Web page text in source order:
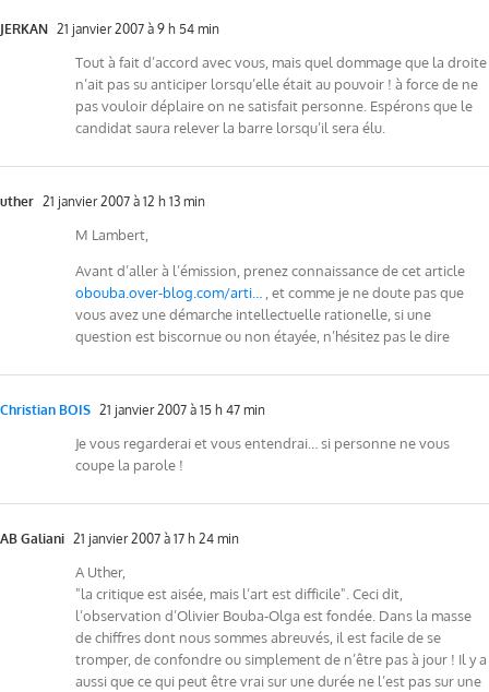
JERKAN 21 janvier 2007 à 9 h 54 min
Tout à fait d’accord avec vous, mais quel dommage que la droite
n’ait pas su anticiper lorsqu’elle était au pouvoir ! à force de ne
pas vouloir déplaire on ne satisfait personne. Espérons que le
candidat saura relever la barre lorsqu’il sera élu.
uther 21 janvier 2007 à 12 h 13 min
M Lambert,
Avant d’aller à l’émission, prenez connaissance de cet article
obouba.over-blog.com/arti…
, et comme je ne doute pas que
vous avez une démarche intellectuelle rationelle, si une
question est biscornue ou non étayée, n’hésitez pas le dire
Christian BOIS 21 janvier 2007 à 15 h 47 min
Je vous regarderai et vous entendrai… si personne ne vous
coupe la parole !
AB Galiani 21 janvier 2007 à 17 h 24 min
A Uther,
"la critique est aisée, mais l’art est difficile". Ceci dit,
l’observation d’Olivier Bouba-Olga est fondée. Dans la masse
de chiffres dont nous sommes abreuvés, il est facile de se
tromper, de confondre ou simplement de n’être pas à jour ! Il y a
aussi que ce qui peut être vrai sur une durée ne l’est pas sur une